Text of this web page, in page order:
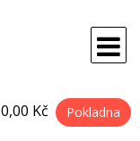
0,00 Kč Pokladna